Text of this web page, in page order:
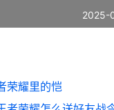
2025-
荣耀里的恺